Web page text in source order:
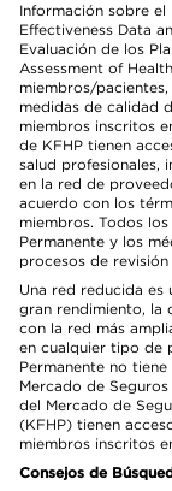
Información sobre el
Effectiveness Data
Evaluación de los
Assessment of
miembros/
medidas de calidad
miembros inscritos
de KFHP tienen
salud profesionales,
en la red de
acuerdo con los
miembros. Todos
Permanente y los
procesos de
Una red reducida es
gran rendimiento, la
con la red más
en cualquier tipo de
Permanente no
Mercado de
del Mercado de
(KFHP) tienen
miembros inscritos
Consejos de